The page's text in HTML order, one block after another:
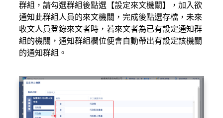
群組，請勾選群組後點選【設定來文機關】，加入欲
通知此群組人員的來文機關，完成後點選存檔，未來
收文人員登錄來文者時，若來文者為已有設定通知群
組的機關，通知群組欄位便會自動帶出有設定該機關
的通知群組。